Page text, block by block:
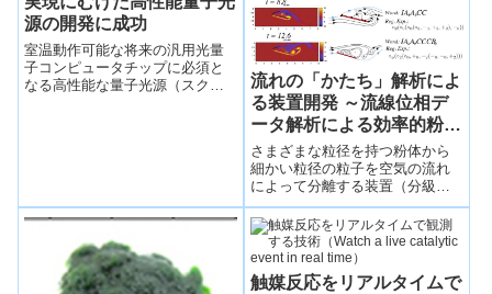
ると考えられる。
源の開発に成功
室温動作可能な将来の汎用光量
子コンピュータチップに必須と
なる高性能な量子光源（スクィ
流れの「かたち」解析によ
る装置開発 ～流線位相デ
ータ解析による効率的粉体
分級装置の開発～
さまざまな粒径を持つ粉体から
細かい粒径の粒子を空気の流れ
によって分離する装置（分級装
置）の開発に、応用数学の手法
の１つである流線トポロジーデ
ータ解析を応用し、従来よりも
高い分離性能を持つ分級装置の
製品開発に成功した。
触媒反応をリアルタイムで